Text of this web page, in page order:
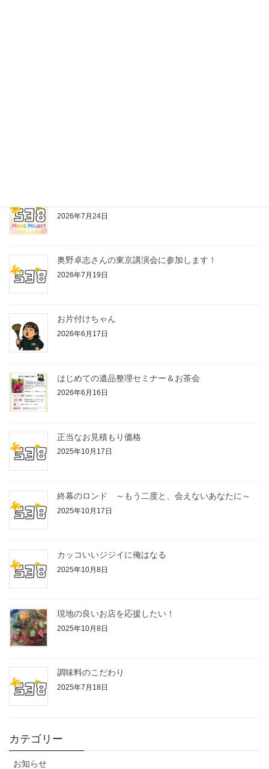
2026年7月24日
奥野卓志さんの東京講演会に参加します！
2026年7月19日
お片付けちゃん
2026年6月17日
はじめての遺品整理セミナー＆お茶会
2026年6月16日
正当なお見積もり価格
2025年10月17日
終幕のロンド ～もう二度と、会えないあなたに～
2025年10月17日
カッコいいジジイに俺はなる
2025年10月8日
現地の良いお店を応援したい！
2025年10月8日
調味料のこだわり
2025年7月18日
カテゴリー
お知らせ